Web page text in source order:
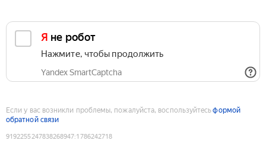
Я не робот
Нажмите, чтобы продолжить
Yandex SmartCaptcha
Если у вас возникли проблемы, пожалуйста, воспользуйтесьформой
обратной связи
9192255247838268947:1786242718